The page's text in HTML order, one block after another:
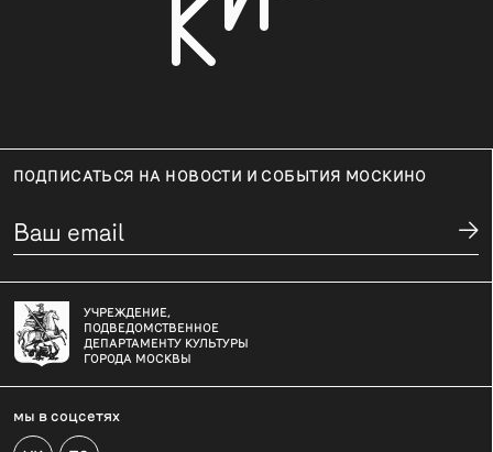
ПОДПИСАТЬСЯ НА НОВОСТИ И СОБЫТИЯ МОСКИНО
УЧРЕЖДЕНИЕ,
ПОДВЕДОМСТВЕННОЕ
ДЕПАРТАМЕНТУ КУЛЬТУРЫ
ГОРОДА МОСКВЫ
мы в соцсетях